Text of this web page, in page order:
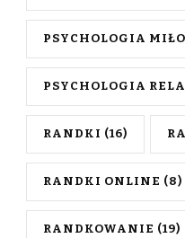
PSYCHOLOGIA
PSYCHOLOGIA
RANDKI (16)
RANDKI ONLINE (8)
RANDKOWANIE (19)